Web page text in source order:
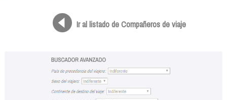
Ir al listado de Compañeros de viaje